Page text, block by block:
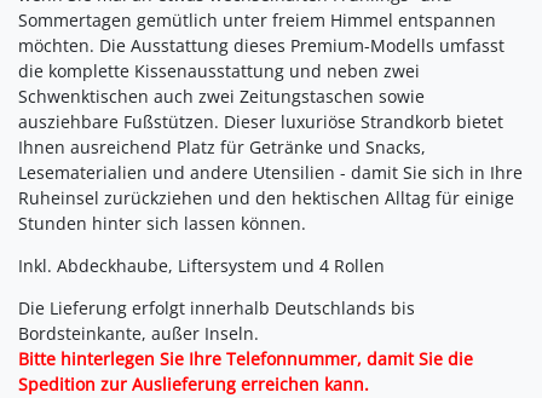
Sommertagen gemütlich unter freiem Himmel entspannen
möchten. Die Ausstattung dieses Premium-Modells umfasst
die komplette Kissenausstattung und neben zwei
Schwenktischen auch zwei Zeitungstaschen sowie
ausziehbare Fußstützen. Dieser luxuriöse Strandkorb bietet
Ihnen ausreichend Platz für Getränke und Snacks,
Lesematerialien und andere Utensilien - damit Sie sich in Ihre
Ruheinsel zurückziehen und den hektischen Alltag für einige
Stunden hinter sich lassen können.
Inkl. Abdeckhaube, Liftersystem und 4 Rollen
Die Lieferung erfolgt innerhalb Deutschlands bis
Bordsteinkante, außer Inseln.
Bitte hinterlegen Sie Ihre Telefonnummer, damit Sie die
Spedition zur Auslieferung erreichen kann.